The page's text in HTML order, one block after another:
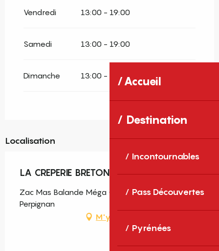
Accueil
Destination
Incontournables
Pass Découvertes
Pyrénées
Vendredi 13:00 - 19:00
Samedi 13:00 - 19:00
Dimanche 13:00 - 19:00
Localisation
LA CREPERIE BRETONNE SUITE
Zac Mas Balande Méga Castillet, 66000
Perpignan
M'y rendre